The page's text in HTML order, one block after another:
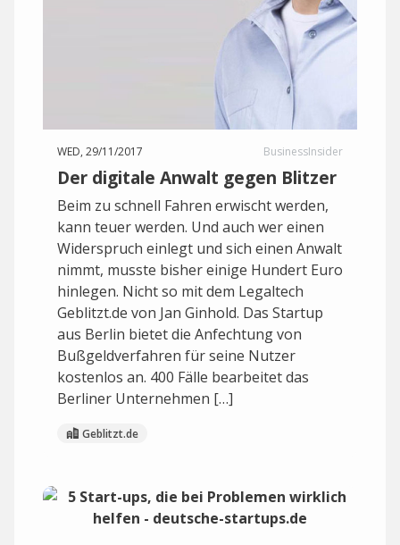
WED, 29/11/2017 BusinessInsider
Der digitale Anwalt gegen Blitzer
Beim zu schnell Fahren erwischt werden,
kann teuer werden. Und auch wer einen
Widerspruch einlegt und sich einen Anwalt
nimmt, musste bisher einige Hundert Euro
hinlegen. Nicht so mit dem Legaltech
Geblitzt.de von Jan Ginhold. Das Startup
aus Berlin bietet die Anfechtung von
Bußgeldverfahren für seine Nutzer
kostenlos an. 400 Fälle bearbeitet das
Berliner Unternehmen […]
Geblitzt.de